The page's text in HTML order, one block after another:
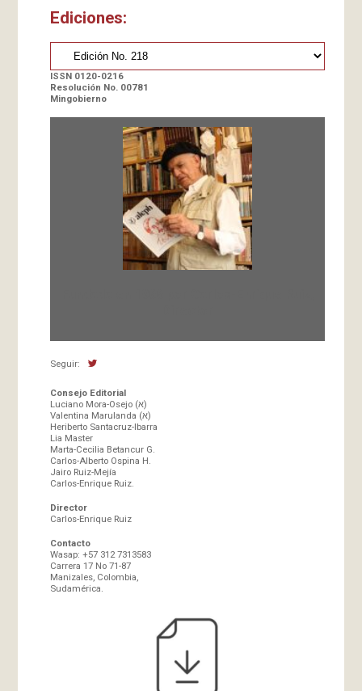
Ediciones:
ISSN 0120-0216
Resolución No. 00781
Mingobierno
Seguir:
Consejo Editorial
Luciano Mora-Osejo (א)
Valentina Marulanda (א)
Heriberto Santacruz-Ibarra
Lia Master
Marta-Cecilia Betancur G.
Carlos-Alberto Ospina H.
Jairo Ruiz-Mejía
Carlos-Enrique Ruiz.
Director
Carlos-Enrique Ruiz
Contacto
Wasap: +57 312 7313583
Carrera 17 No 71-87
Manizales, Colombia,
Sudamérica.